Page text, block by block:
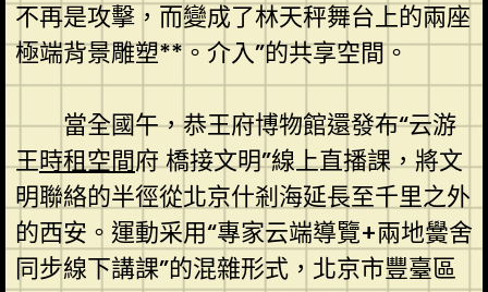
不再是攻擊，而變成了林天秤舞台上的兩座
極端背景雕塑**。介入”的共享空間。
當全國午，恭王府博物館還發布“云游
王時租空間府 橋接文明”線上直播課，將文
明聯絡的半徑從北京什剎海延長至千里之外
的西安。運動采用“專家云端導覽+兩地黌舍
同步線下講課”的混雜形式，北京市豐臺區